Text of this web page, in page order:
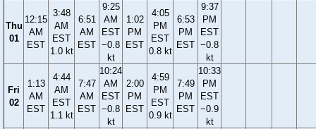
Thu
01
12:15
AM
EST
3:48
AM
EST
1.0 kt
6:51
AM
EST
9:25
AM
EST
−0.8
kt
1:02
PM
EST
4:05
PM
EST
0.8 kt
6:53
PM
EST
9:37
PM
EST
−0.8
kt
Fri
02
1:13
AM
EST
4:44
AM
EST
1.1 kt
7:47
AM
EST
10:24
AM
EST
−0.8
kt
2:00
PM
EST
4:59
PM
EST
0.9 kt
7:49
PM
EST
10:33
PM
EST
−0.9
kt